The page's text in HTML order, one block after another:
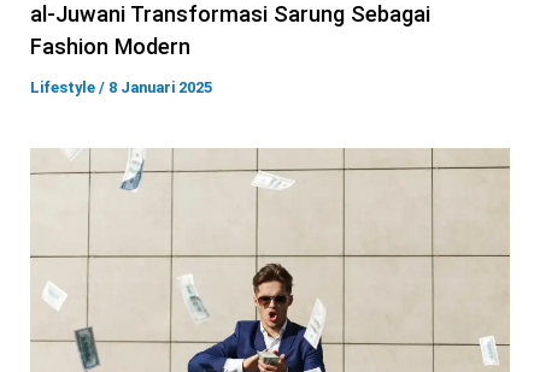
al-Juwani Transformasi Sarung Sebagai
Fashion Modern
Lifestyle / 8 Januari 2025